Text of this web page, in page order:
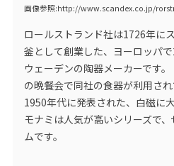
画像参照:http://www.scandex.co.jp/
ロールストランド社は1726年に
釜として創業した、ヨーロッパ
ウェーデンの陶器メーカーです
の晩餐会で同社の食器が利用され
1950年代に発表された、白磁に
モナミは人気が高いシリーズで
ムです。